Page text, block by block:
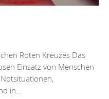
Roten Kreuzes Das
Einsatz von Menschen
in...